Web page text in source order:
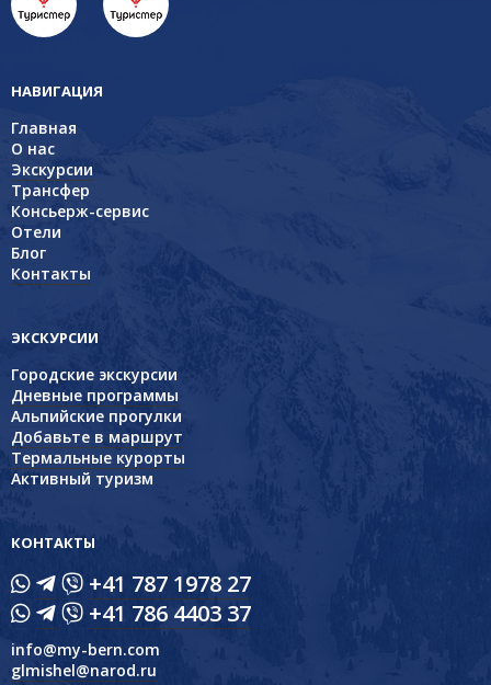
НАВИГАЦИЯ
Главная
О нас
Экскурсии
Трансфер
Консьерж-сервис
Отели
Блог
Контакты
ЭКСКУРСИИ
Городские экскурсии
Дневные программы
Альпийские прогулки
Добавьте в маршрут
Термальные курорты
Активный туризм
КОНТАКТЫ
+41 787 1978 27
+41 786 4403 37
info@my-bern.com
glmishel@narod.ru